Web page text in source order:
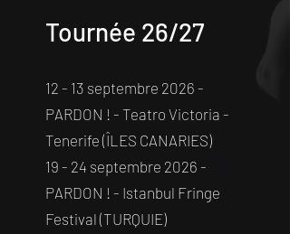
Tournée 26/27
12 - 13 septembre 2026 -
PARDON ! - Teatro Victoria -
Tenerife (ÎLES CANARIES)
19 - 24 septembre 2026 -
PARDON ! - Istanbul Fringe
Festival (TURQUIE)